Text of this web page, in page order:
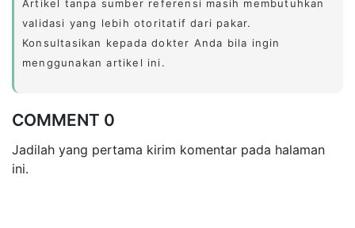
Artikel tanpa sumber referensi masih membutuhkan
validasi yang lebih otoritatif dari pakar.
Konsultasikan kepada dokter Anda bila ingin
menggunakan artikel ini.
COMMENT 0
Jadilah yang pertama kirim komentar pada halaman
ini.